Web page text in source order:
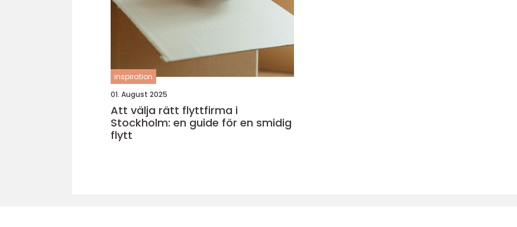
inspiration
01. August 2025
Att välja rätt flyttfirma i
Stockholm: en guide för en smidig
flytt